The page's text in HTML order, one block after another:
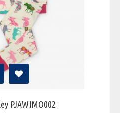
PJAWIMO002